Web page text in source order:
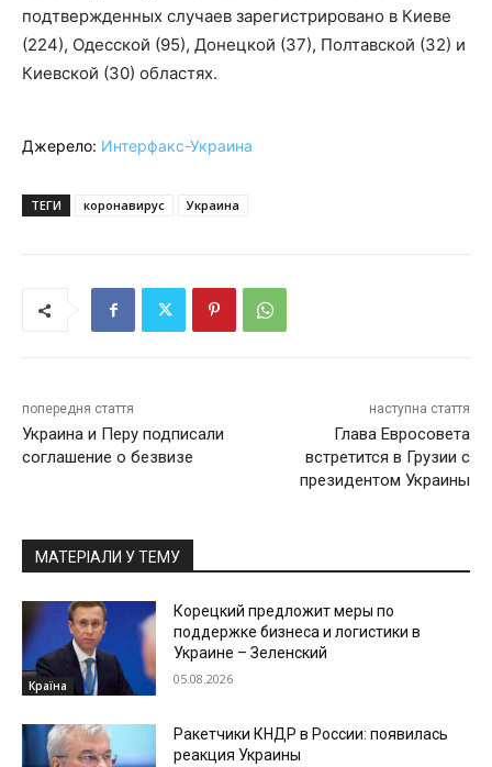
подтвержденных случаев зарегистрировано в Киеве
(224), Одесской (95), Донецкой (37), Полтавской (32) и
Киевской (30) областях.
Джерело: Интерфакс-Украина
ТЕГИ коронавирус Украина
попередня стаття
Украина и Перу подписали
соглашение о безвизе
наступна стаття
Глава Евросовета
встретится в Грузии с
президентом Украины
МАТЕРІАЛИ У ТЕМУ
Країна
Корецкий предложит меры по
поддержке бизнеса и логистики в
Украине – Зеленский
05.08.2026
Ракетчики КНДР в России: появилась
реакция Украины